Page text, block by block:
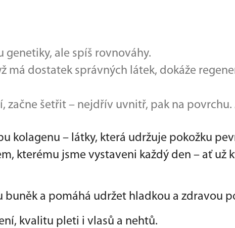
ale spíš rovnováhy.
má dostatek správných látek, dokáže
začne šetřit – nejdřív uvnitř, pak na
kolagenu – látky, která udržuje pokožku
kterému jsme vystaveni každý den – ať už
a pomáhá udržet hladkou a zdravou
kvalitu pleti i vlasů a nehtů.